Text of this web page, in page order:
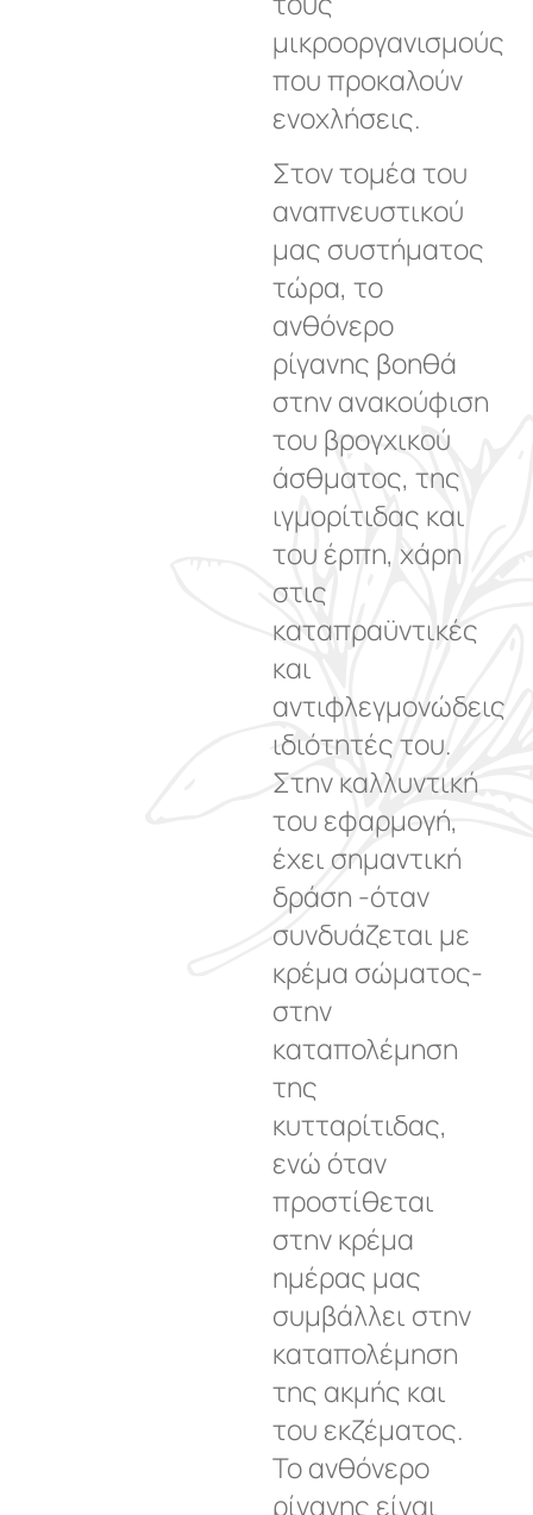
μικροοργανισμούς
που προκαλούν
ενοχλήσεις.
Στον τομέα του
αναπνευστικού
μας συστήματος
τώρα, το
ανθόνερο
ρίγανης βοηθά
στην ανακούφιση
του βρογχικού
άσθματος, της
ιγμορίτιδας και
του έρπη, χάρη
στις
καταπραϋντικές
και
αντιφλεγμονώδεις
ιδιότητές του.
Στην καλλυντική
του εφαρμογή,
έχει σημαντική
δράση -όταν
συνδυάζεται με
κρέμα σώματος-
στην
καταπολέμηση
της
κυτταρίτιδας,
ενώ όταν
προστίθεται
στην κρέμα
ημέρας μας
συμβάλλει στην
καταπολέμηση
της ακμής και
του εκζέματος.
Το ανθόνερο
ρίγανης είναι